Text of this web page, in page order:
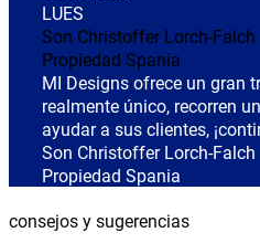
LUES
Son Christoffer Lorch-Falch
Propiedad Spania
MI Designs ofrece un gran
realmente único, recorren
ayudar a sus clientes,
Son Christoffer Lorch-Falch
Propiedad Spania
consejos y sugerencias